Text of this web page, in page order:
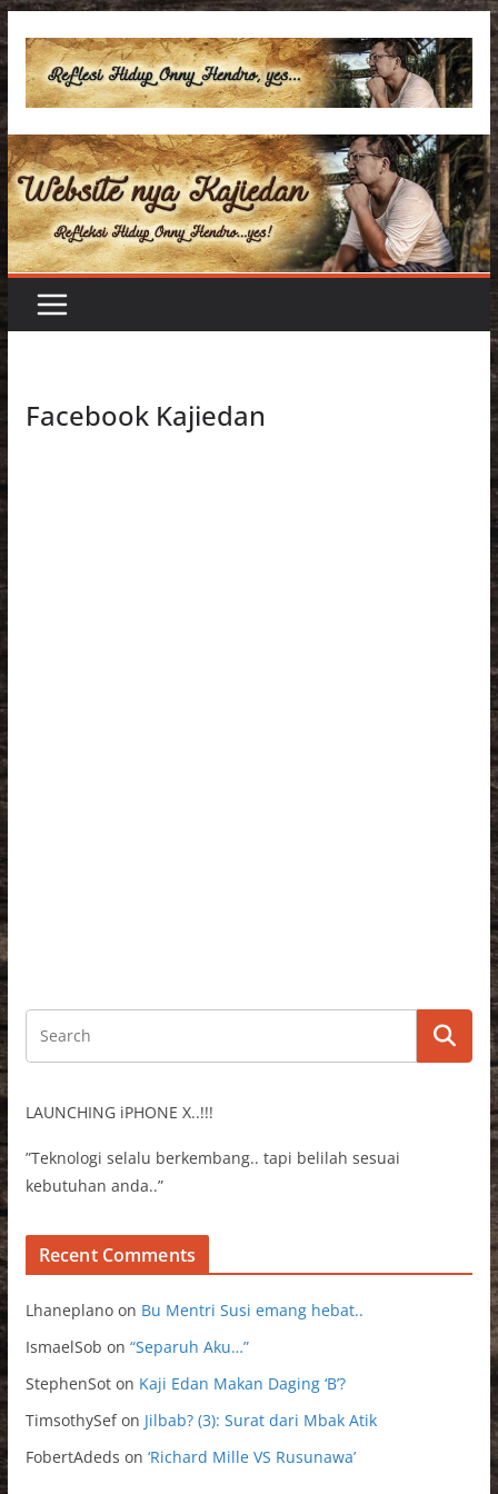
Skip
to
content
Facebook Kajiedan
LAUNCHING iPHONE X..!!!
”Teknologi selalu berkembang.. tapi belilah sesuai
kebutuhan anda..”
Recent Comments
Lhaneplanoon Bu Mentri Susi emang hebat..
IsmaelSob on “Separuh Aku…”
StephenSoton Kaji Edan Makan Daging ‘B’?
TimsothySefon Jilbab? (3): Surat dari Mbak Atik
FobertAdeds on ‘Richard Mille VS Rusunawa’